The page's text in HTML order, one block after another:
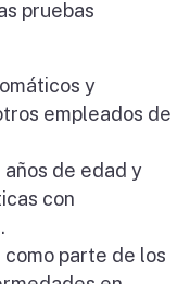
pruebas
y
empleados de
de edad y
con
como parte de los